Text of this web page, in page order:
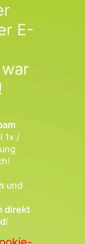
E-
1x /
und
direkt
!